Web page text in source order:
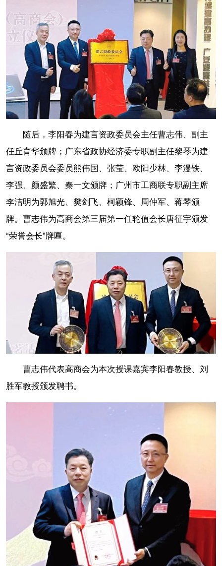
随后，李阳春为建言资政委员会主任曹志伟、副主
任丘育华颁牌；广东省政协经济委专职副主任黎琴为建
言资政委员会委员熊伟国、张莹、欧阳少林、李漫铁、
李强、颜盛繁、秦一文颁牌；广州市工商联专职副主席
李洁明为郭旭光、樊剑飞、柯颖锋、周仲军、蒋琴颁
牌。曹志伟为高商会第三届第一任轮值会长唐征宇颁发
“荣誉会长”牌匾。
曹志伟代表高商会为本次授课嘉宾李阳春教授、刘
胜军教授颁发聘书。